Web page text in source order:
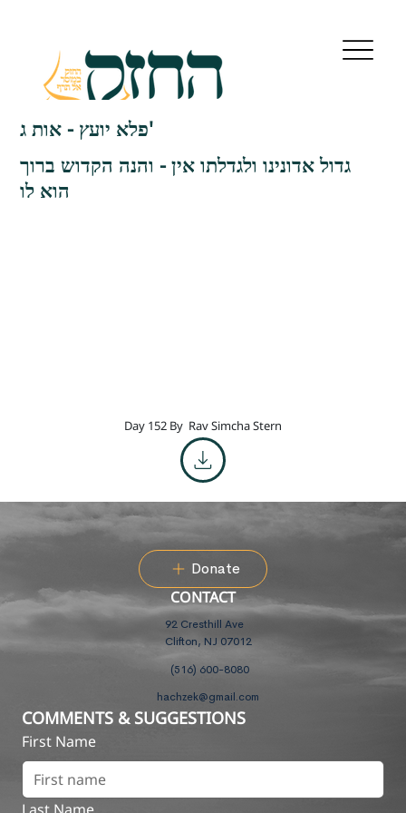
פלא יועץ - אות ג'
גדול אדונינו ולגדלתו אין - והנה הקדוש ברוך
הוא לו
Day 152 By Rav Simcha Stern
Donate
CONTACT
92 Cresthill Ave
Clifton, NJ 07012
(516) 600-8080
hachzek@gmail.com
COMMENTS & SUGGESTIONS
First Name